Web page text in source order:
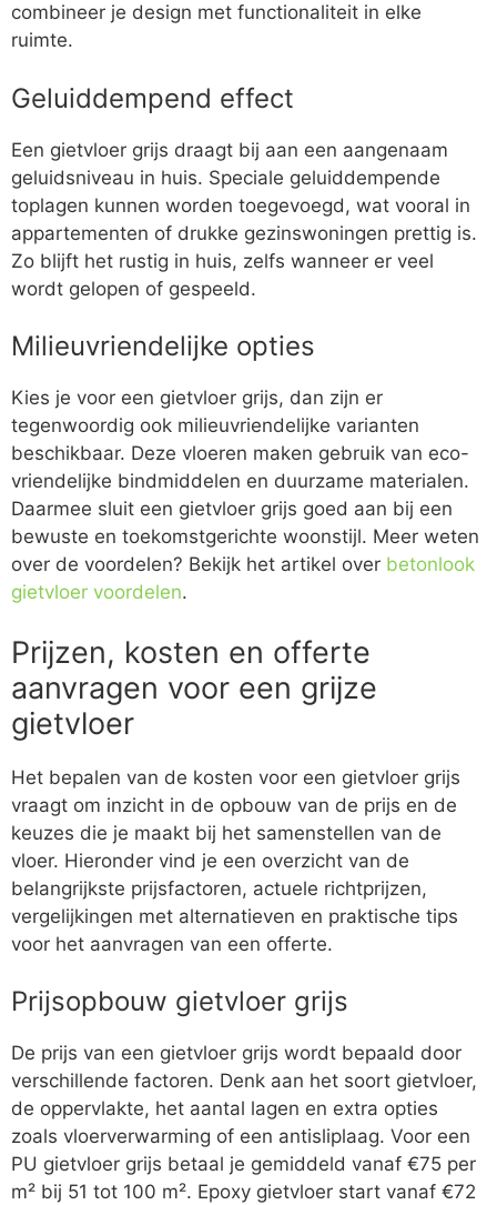
combineer je design met functionaliteit in elke
ruimte.
Geluiddempend effect
Een gietvloer grijs draagt bij aan een aangenaam
geluidsniveau in huis. Speciale geluiddempende
toplagen kunnen worden toegevoegd, wat vooral in
appartementen of drukke gezinswoningen prettig is.
Zo blijft het rustig in huis, zelfs wanneer er veel
wordt gelopen of gespeeld.
Milieuvriendelijke opties
Kies je voor een gietvloer grijs, dan zijn er
tegenwoordig ook milieuvriendelijke varianten
beschikbaar. Deze vloeren maken gebruik van eco-
vriendelijke bindmiddelen en duurzame materialen.
Daarmee sluit een gietvloer grijs goed aan bij een
bewuste en toekomstgerichte woonstijl. Meer weten
over de voordelen? Bekijk het artikel over betonlook
gietvloer voordelen.
Prijzen, kosten en offerte
aanvragen voor een grijze
gietvloer
Het bepalen van de kosten voor een gietvloer grijs
vraagt om inzicht in de opbouw van de prijs en de
keuzes die je maakt bij het samenstellen van de
vloer. Hieronder vind je een overzicht van de
belangrijkste prijsfactoren, actuele richtprijzen,
vergelijkingen met alternatieven en praktische tips
voor het aanvragen van een offerte.
Prijsopbouw gietvloer grijs
De prijs van een gietvloer grijs wordt bepaald door
verschillende factoren. Denk aan het soort gietvloer,
de oppervlakte, het aantal lagen en extra opties
zoals vloerverwarming of een antisliplaag. Voor een
PU gietvloer grijs betaal je gemiddeld vanaf €75 per
m² bij 51 tot 100 m². Epoxy gietvloer start vanaf €72